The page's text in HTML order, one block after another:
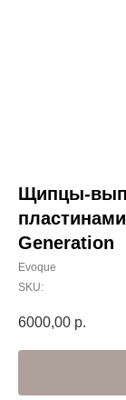
Щипцы-
Generation
Evoque
SKU:
6000,00 р.